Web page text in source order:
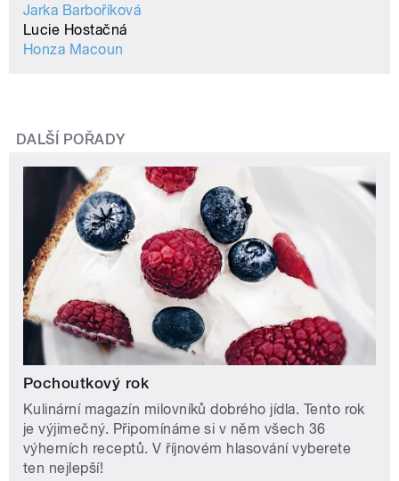
Jarka Barboříková
Lucie Hostačná
Honza Macoun
DALŠÍ POŘADY
Pochoutkový rok
Kulinární magazín milovníků dobrého jídla. Tento rok
je výjimečný. Připomínáme si v něm všech 36
výherních receptů. V říjnovém hlasování vyberete
ten nejlepší!